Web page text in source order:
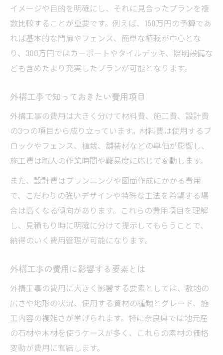
外構工事の見積もり時に気を付ける点
300万円台の外構プラン徹底比較ガイド
外構工事の300万円台プランの内容とは
外構工事で重視したい設備や機能性
300万円台で叶う理想の外構工事設計
最新2025年相場で考える外構費用の目安
外構工事2025年相場の最新動向を解説
外構工事の費用目安を2025年基準で知る
2025年の外構工事で注目すべき価格傾向
資材価格の変動が外構工事に与える影響
外構工事の2025年予算シミュレーション
満足できる外構工事の選び方と注意点
外構工事を成功させる業者選びの基準
外構工事で比較したい見積もりのポイント
満足度が高い外構工事の共通点とは
外構工事でよくある失敗とその対策法
イメージや目的を明確にし、それに見合ったプランを複
数比較することが重要です。例えば、150万円の予算であ
れば基本的な門扉やフェンス、簡単な植栽が中心とな
り、300万円ではカーポートやタイルデッキ、照明設備な
ども含めたより充実したプランが可能となります。
外構工事で知っておきたい費用項目
外構工事の費用は大きく分けて材料費、施工費、設計費
の3つの項目から成り立っています。材料費は使用するブ
ロックやフェンス、植栽、舗装材などの単価が影響し、
施工費は職人の作業時間や難易度に応じて変動します。
また、設計費はプランニングや図面作成にかかる費用
で、こだわりの強いデザインや特殊な工法を希望する場
合は高くなる傾向があります。これらの費用項目を理解
し、見積もり時に明確に分けて提示してもらうことで、
納得のいく費用管理が可能になります。
外構工事の費用に影響する要素とは
外構工事の費用に大きく影響する要素としては、敷地の
広さや地形の状況、使用する資材の種類とグレード、施
工内容の複雑さが挙げられます。特に奈良県では地元産
の石材や木材を使うケースが多く、これらの素材の価格
変動が費用に直結します。